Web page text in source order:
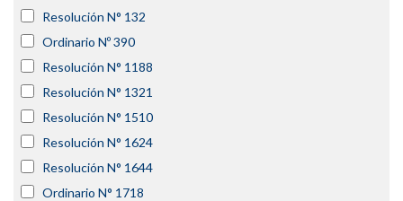
Resolución N° 132
Ordinario Nº 390
Resolución N° 1188
Resolución N° 1321
Resolución N° 1510
Resolución N° 1624
Resolución N° 1644
Ordinario N° 1718